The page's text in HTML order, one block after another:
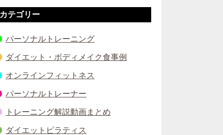
カテゴリー
パーソナルトレーニング
ダイエット・ボディメイク食事例
オンラインフィットネス
パーソナルトレーナー
トレーニング解説動画まとめ
ダイエットピラティス